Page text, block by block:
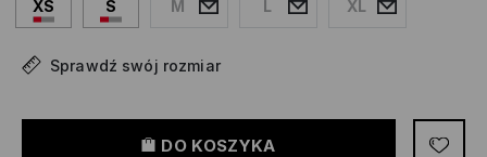
XS S M L XL
Sprawdź swój rozmiar
DO KOSZYKA